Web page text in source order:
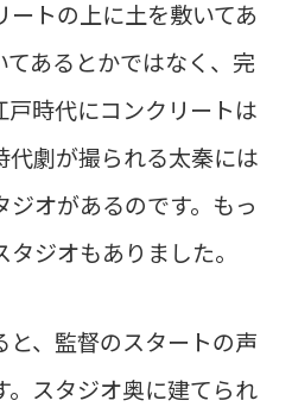
ートの上に土を敷いてあ
てあるとかではなく、完
時代にコンクリートは
代劇が撮られる太秦には
オがあるのです。もっ
ジオもありました。
と、監督のスタートの声
。スタジオ奥に建てられ